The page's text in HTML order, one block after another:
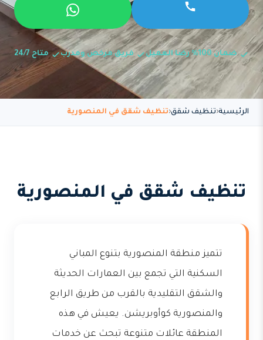
ضمان 100% رضا العميل فريق مرخص ومدرب متاح 24/7
الرئيسية تنظيف شقق تنظيف شقق في المنصورية
تنظيف شقق في المنصورية
تتميز منطقة المنصورية بتنوع المباني
السكنية التي تجمع بين العمارات الحديثة
والشقق التقليدية بالقرب من طريق الرابع
والمنصورية كوأوبريشن. يعيش في هذه
المنطقة عائلات متنوعة تبحث عن خدمات